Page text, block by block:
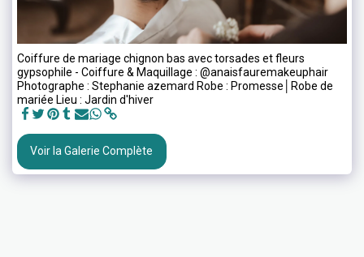
Coiffure de mariage chignon bas avec torsades et fleurs
gypsophile - Coiffure & Maquillage : @anaisfauremakeuphair
Photographe : Stephanie azemard Robe : Promesse│Robe de
mariée Lieu : Jardin d'hiver
Voir la Galerie Complète